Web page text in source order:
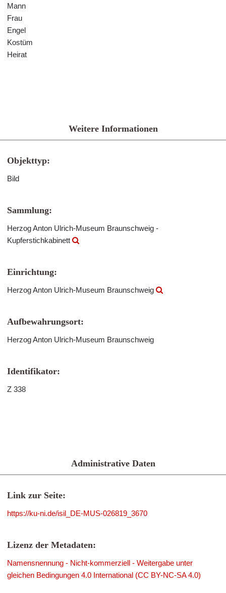
Mann
Frau
Engel
Kostüm
Heirat
Weitere Informationen
Objekttyp:
Bild
Sammlung:
Herzog Anton Ulrich-Museum Braunschweig -
Kupferstichkabinett
Einrichtung:
Herzog Anton Ulrich-Museum Braunschweig
Aufbewahrungsort:
Herzog Anton Ulrich-Museum Braunschweig
Identifikator:
Z 338
Administrative Daten
Link zur Seite:
https://ku-ni.de/isil_DE-MUS-026819_3670
Lizenz der Metadaten:
Namensnennung - Nicht-kommerziell - Weitergabe unter
gleichen Bedingungen 4.0 International (CC BY-NC-SA 4.0)